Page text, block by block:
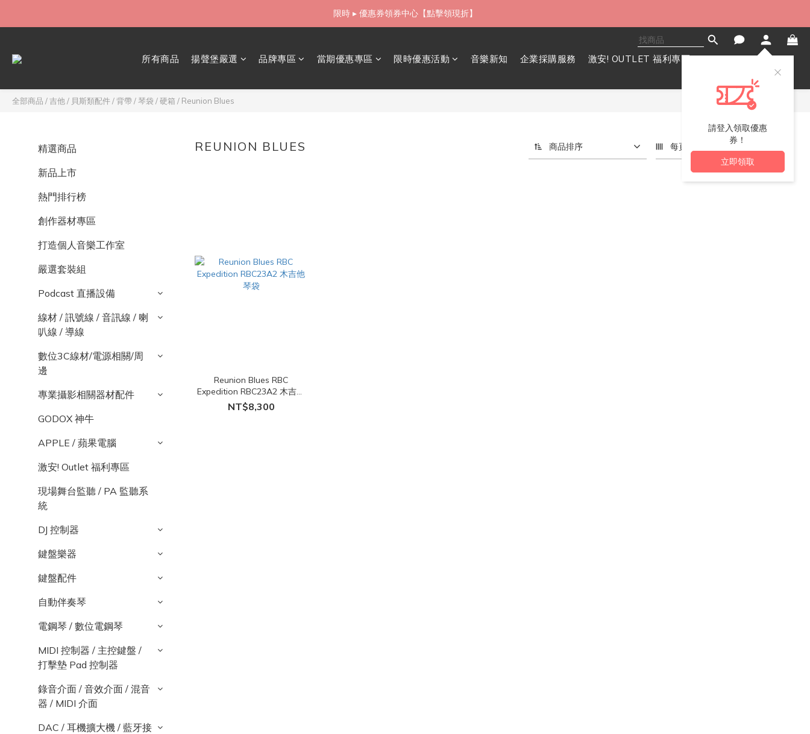
如需當日配送貨海外寄送，歡迎直接與我們聯繫
限時 ▸ 優惠券領券中心【點擊領現折】
請登入領取優惠
券！
立即領取
所有商品 揚聲堡嚴選 品牌專區 當期優惠專區 限時優惠活動 音樂新知 企業採購服務 激安! OUTLET 福利專區
全部商品 /吉他 / 貝斯類配件/背帶 / 琴袋 / 硬箱 / Reunion Blues
精選商品
新品上市
熱門排行榜
創作器材專區
打造個人音樂工作室
嚴選套裝組
Podcast 直播設備
線材 / 訊號線 / 音訊線 / 喇
叭線 / 導線
數位3C線材/電源相關/周
邊
專業攝影相關器材配件
GODOX 神牛
APPLE / 蘋果電腦
激安! Outlet 福利專區
現場舞台監聽 / PA 監聽系
統
DJ 控制器
鍵盤樂器
鍵盤配件
自動伴奏琴
電鋼琴 / 數位電鋼琴
MIDI 控制器 / 主控鍵盤 /
打擊墊 Pad 控制器
錄音介面 / 音效介面 / 混音
器 / MIDI 介面
DAC / 耳機擴大機 / 藍牙接
REUNION BLUES 商品排序 每頁顯示 72 個
Reunion Blues RBC
Expedition RBC23A2 木吉他
琴袋
NT$8,300